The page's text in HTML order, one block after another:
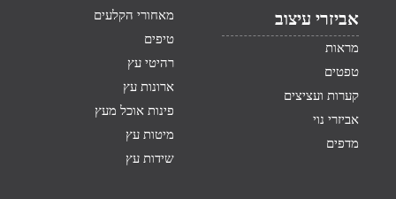
אביזרי עיצוב
מראות
טפטים
קערות ועציצים
אביזרי נוי
מדפים
מאחורי הקלעים
טיפים
רהיטי עץ
ארונות עץ
פינות אוכל מעץ
מיטות עץ
שידות עץ